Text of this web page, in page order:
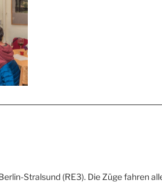
Stralsund (RE3). Die Züge fahren